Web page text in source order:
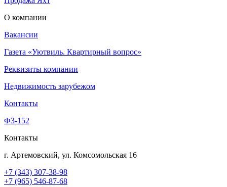
О компании
Вакансии
Газета «Уютвиль. Квартирный вопрос»
Реквизиты компании
Недвижимость зарубежом
Контакты
Ф3-152
Контакты
г. Артемовский, ул. Комсомольская 16
+7 (343) 307-38-98
+7 (965) 546-87-68